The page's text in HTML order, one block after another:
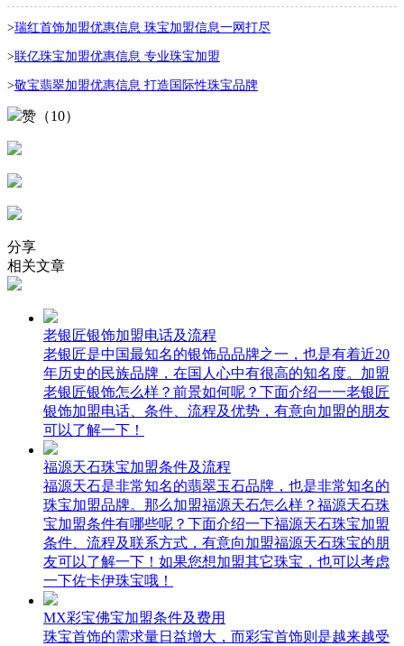
>瑞红首饰加盟优惠信息 珠宝加盟信息一网打尽
>联亿珠宝加盟优惠信息 专业珠宝加盟
>敬宝翡翠加盟优惠信息 打造国际性珠宝品牌
赞（10）
分享
相关文章
老银匠银饰加盟电话及流程
老银匠是中国最知名的银饰品品牌之一，也是有着近20
年历史的民族品牌，在国人心中有很高的知名度。加盟
老银匠银饰怎么样？前景如何呢？下面介绍一一老银匠
银饰加盟电话、条件、流程及优势，有意向加盟的朋友
可以了解一下！
福源天石珠宝加盟条件及流程
福源天石是非常知名的翡翠玉石品牌，也是非常知名的
珠宝加盟品牌。那么加盟福源天石怎么样？福源天石珠
宝加盟条件有哪些呢？下面介绍一下福源天石珠宝加盟
条件、流程及联系方式，有意向加盟福源天石珠宝的朋
友可以了解一下！如果您想加盟其它珠宝，也可以考虑
一下佐卡伊珠宝哦！
MX彩宝佛宝加盟条件及费用
珠宝首饰的需求量日益增大，而彩宝首饰则是越来越受